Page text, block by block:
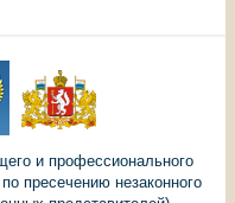
и профессионального
пресечению незаконного